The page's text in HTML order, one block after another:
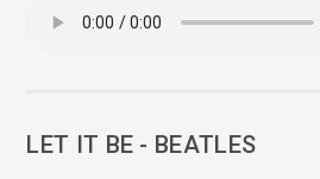
LET IT BE - BEATLES